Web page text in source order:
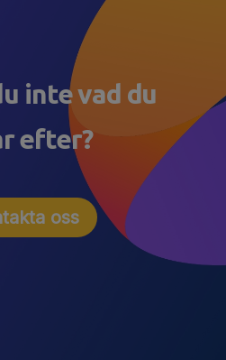
inte vad du
efter?
oss